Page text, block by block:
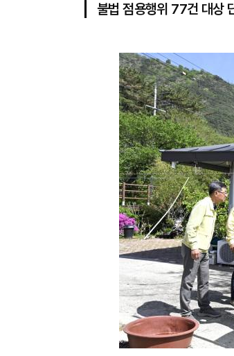
불법 점용행위 77건 대상